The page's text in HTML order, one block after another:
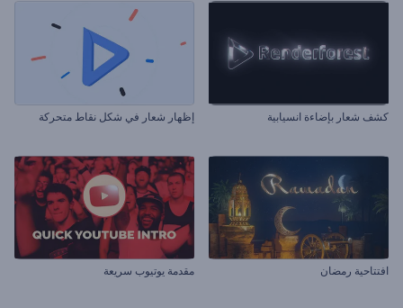
كشف شعار بإضاءة انسيابية إظهار شعار في شكل نقاط متحركة
افتتاحية رمضان مقدمة يوتيوب سريعة